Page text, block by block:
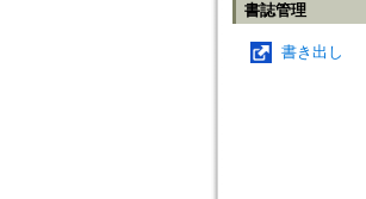
書誌管理
書き出し